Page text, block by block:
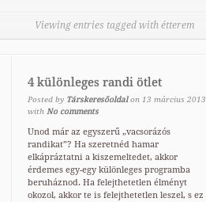
Viewing entries tagged with étterem
4 különleges randi ötlet
Posted by Társkeresőoldal on 13 március 2013
with No comments
Unod már az egyszerű „vacsorázós
randikat”? Ha szeretnéd hamar
elkápráztatni a kiszemeltedet, akkor
érdemes egy-egy különleges programba
beruháznod. Ha felejthetetlen élményt
okozol, akkor te is felejthetetlen leszel, s ez